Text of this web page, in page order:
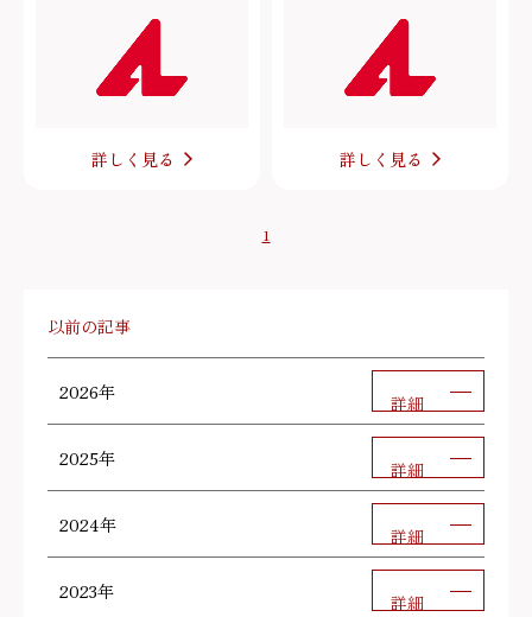
詳しく見る 詳しく見る
1
以前の記事
2026年 詳細
2025年 詳細
2024年 詳細
2023年 詳細